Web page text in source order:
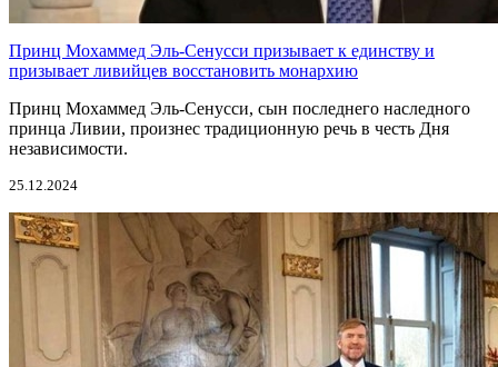
Принц Мохаммед Эль-Сенусси призывает к единству и
призывает ливийцев восстановить монархию
Принц Мохаммед Эль-Сенусси, сын последнего наследного
принца Ливии, произнес традиционную речь в честь Дня
независимости.
25.12.2024